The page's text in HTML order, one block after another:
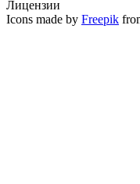
Лицензии
Icons made by Freepik